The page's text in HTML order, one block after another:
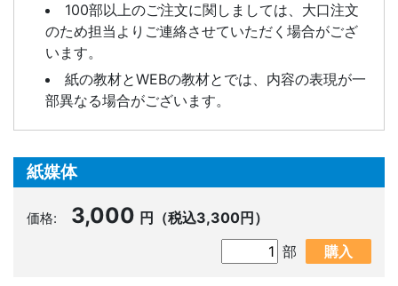
100部以上のご注文に関しましては、大口注文
のため担当よりご連絡させていただく場合がござ
います。
紙の教材とWEBの教材とでは、内容の表現が一
部異なる場合がございます。
紙媒体
価格: 3,000 円（税込3,300円）
部
購入